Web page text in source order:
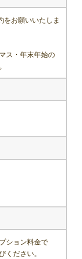
をお願いいたしま
ス・年末年始の
ション料金で
ください。